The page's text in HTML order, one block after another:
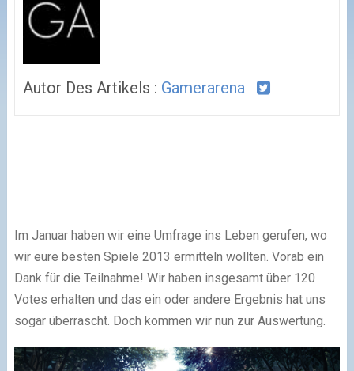
Autor Des Artikels : Gamerarena
Im Januar haben wir eine Umfrage ins Leben gerufen, wo
wir eure besten Spiele 2013 ermitteln wollten. Vorab ein
Dank für die Teilnahme! Wir haben insgesamt über 120
Votes erhalten und das ein oder andere Ergebnis hat uns
sogar überrascht. Doch kommen wir nun zur Auswertung.